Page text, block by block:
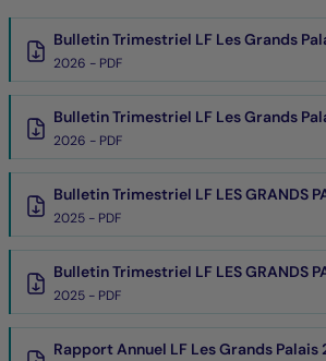
Bulletin Trimestriel LF Les Grands
2026 - PDF
Bulletin Trimestriel LF Les Grands
2026 - PDF
Bulletin Trimestriel LF LES GRANDS
2025 - PDF
Bulletin Trimestriel LF LES GRANDS
2025 - PDF
Rapport Annuel LF Les Grands Palais